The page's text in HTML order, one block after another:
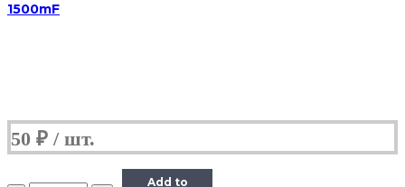
1500mF
50 ₽
Add to